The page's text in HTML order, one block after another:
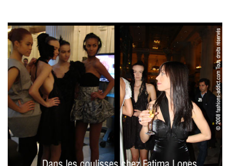
DÉCO
VOYAGES & LOISIRS